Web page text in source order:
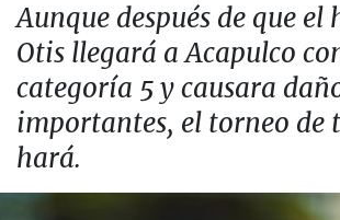
Aunque después de que el
Otis llegará a Acapulco
categoría 5 y causara
importantes, el torneo de
hará.